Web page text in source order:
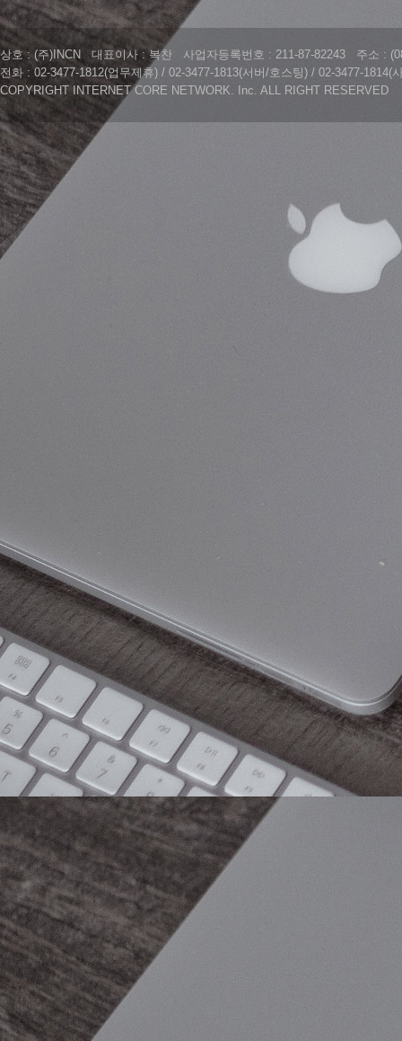
상호 : (주)INCN 대표이사 : 복찬 사업자등록번호 : 211-87-82243 주소 :
전화 : 02-3477-1812(업무제휴) / 02-3477-1813(서버/호스팅) / 02-3477-
COPYRIGHT INTERNET CORE NETWORK. Inc. ALL RIGHT RESERVED